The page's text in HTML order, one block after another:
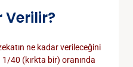
Verilir?
ne kadar verileceğini
40 (kırkta bir) oranında